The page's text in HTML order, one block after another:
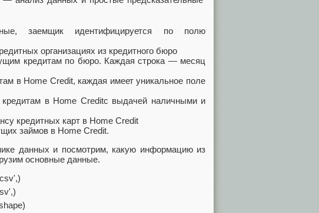
заемщик идентифицируется по полю
организациях из кредитного бюро
кредитам по бюро. Каждая строка — месяц
в Home Credit, каждая имеет уникальное поле
в Home Creditс выдачей наличными и
кредитных карт в Home Credit
займов в Home Credit.
данных и посмотрим, какую информацию из
основные данные.